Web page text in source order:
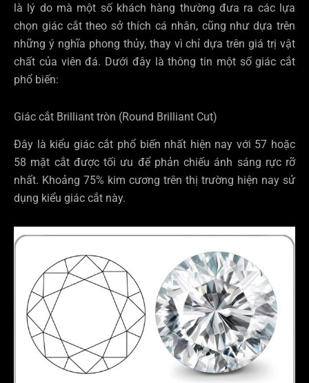
là lý do mà một số khách hàng thường đưa ra các lựa
chọn giác cắt theo sở thích cá nhân, cũng như dựa trên
những ý nghĩa phong thủy, thay vì chỉ dựa trên giá trị vật
chất của viên đá. Dưới đây là thông tin một số giác cắt
phổ biến:
Giác cắt Brilliant tròn (Round Brilliant Cut)
Đây là kiểu giác cắt phổ biến nhất hiện nay với 57 hoặc
58 mặt cắt được tối ưu để phản chiếu ánh sáng rực rỡ
nhất. Khoảng 75% kim cương trên thị trường hiện nay sử
dụng kiểu giác cắt này.